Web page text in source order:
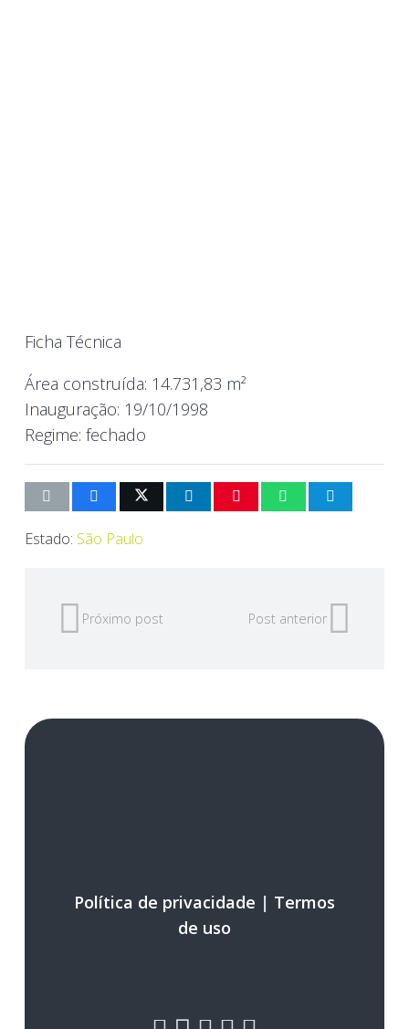
Ficha Técnica
Área construída: 14.731,83 m²
Inauguração: 19/10/1998
Regime: fechado
Estado: São Paulo
Próximo post Post anterior
Política de privacidade | Termos
de uso